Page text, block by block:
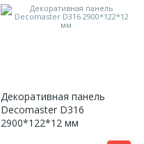
Декоративная панель
Decomaster D316
2900*122*12 мм